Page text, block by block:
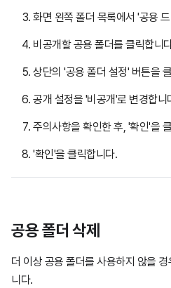
화면 왼쪽 폴더 목록에서 '공용
비공개할 공용 폴더를 클릭합니
상단의 '공용 폴더 설정' 버튼을
공개 설정을 '비공개'로 변경합니
주의사항을 확인한 후, '확인'을
'확인'을 클릭합니다.
공용 폴더 삭제
더 이상 공용 폴더를 사용하지 않을
니다.